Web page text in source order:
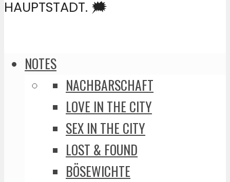
HAUPTSTADT. 🗯️
NOTES
NACHBARSCHAFT
LOVE IN THE CITY
SEX IN THE CITY
LOST & FOUND
BÖSEWICHTE